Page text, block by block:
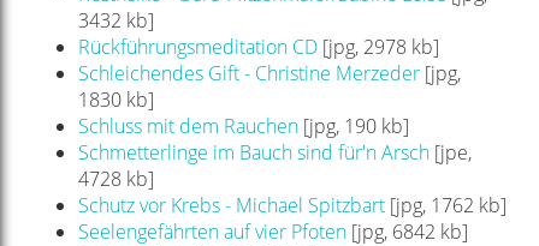
3432 kb]
Rückführungsmeditation CD[jpg, 2978 kb]
Schleichendes Gift - Christine Merzeder[jpg,
1830 kb]
Schluss mit dem Rauchen[jpg, 190 kb]
Schmetterlinge im Bauch sind für'n Arsch[jpe,
4728 kb]
Schutz vor Krebs - Michael Spitzbart[jpg, 1762 kb]
Seelengefährten auf vier Pfoten[jpg, 6842 kb]